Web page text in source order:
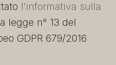
l'informativa sulla
legge n° 13 del
GDPR 679/2016